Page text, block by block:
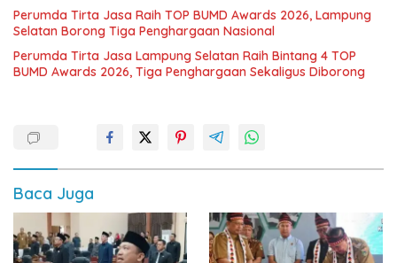
Perumda Tirta Jasa Raih TOP BUMD Awards 2026, Lampung
Selatan Borong Tiga Penghargaan Nasional
Perumda Tirta Jasa Lampung Selatan Raih Bintang 4 TOP
BUMD Awards 2026, Tiga Penghargaan Sekaligus Diborong
Baca Juga